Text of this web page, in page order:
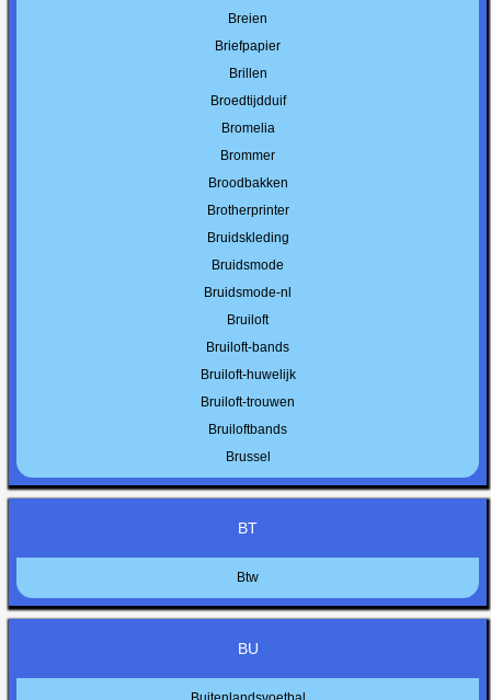
Breien
Briefpapier
Brillen
Broedtijdduif
Bromelia
Brommer
Broodbakken
Brotherprinter
Bruidskleding
Bruidsmode
Bruidsmode-nl
Bruiloft
Bruiloft-bands
Bruiloft-huwelijk
Bruiloft-trouwen
Bruiloftbands
Brussel
BT
Btw
BU